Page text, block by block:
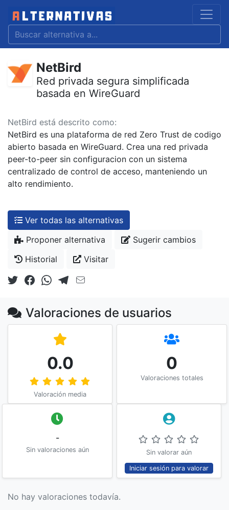
NetBird
Red privada segura simplificada
basada en WireGuard
NetBird está descrito como:
NetBird es una plataforma de red Zero Trust de codigo
abierto basada en WireGuard. Crea una red privada
peer-to-peer sin configuracion con un sistema
centralizado de control de acceso, manteniendo un
alto rendimiento.
Ver todas las alternativas
Proponer alternativa
Sugerir cambios
Historial
Visitar
Valoraciones de usuarios
0.0
Valoración media
0
Valoraciones totales
-
Sin valoraciones aún Sin valorar aún
Iniciar sesión para valorar
No hay valoraciones todavía.